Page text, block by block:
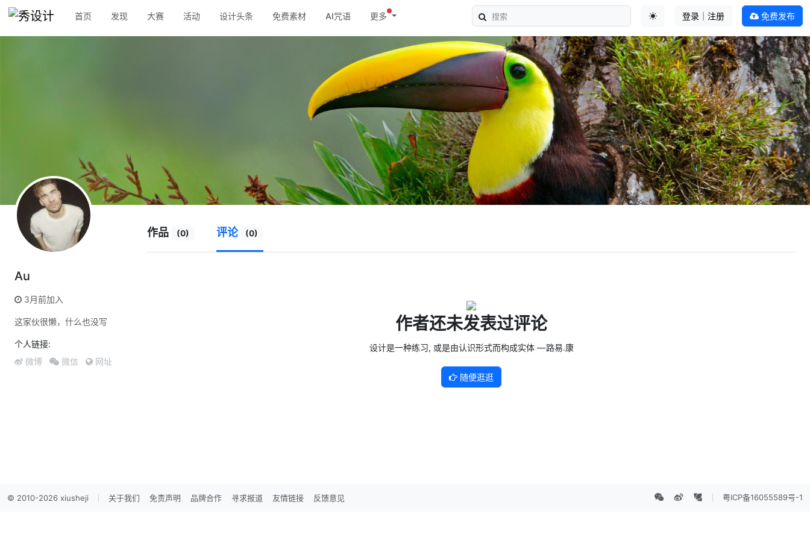
首页 发现 大赛 活动 设计头条 免费素材 AI咒语
更多
登录｜注册 免费发布
Au
3月前加入
这家伙很懒，什么也没写
个人链接:
微博 微信 网址
作品 (0) 评论 (0)
作者还未发表过评论
设计是一种练习, 或是由认识形式而构成实体 — 路易.康
随便逛逛
© 2010-2026 xiusheji 关于我们 免责声明 品牌合作 寻求报道 友情链接 反馈意见 粤ICP备16055589号-1